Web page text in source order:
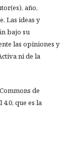
año,
Las ideas y
bajo su
las opiniones y
ni de la
de
que es la